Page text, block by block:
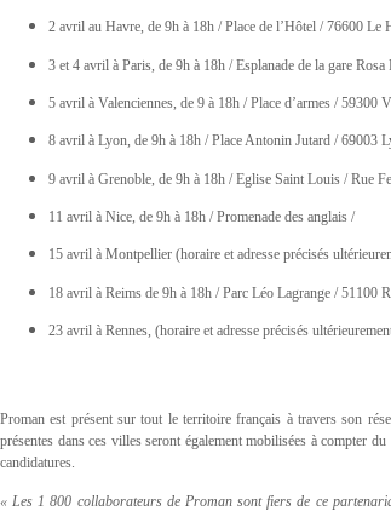
2 avril au Havre, de 9h à 18h / Place de l’Hôtel / 76600 Le
3 et 4 avril à Paris, de 9h à 18h / Esplanade de la gare
5 avril à Valenciennes, de 9 à 18h / Place d’armes / 59300
8 avril à Lyon, de 9h à 18h / Place Antonin Jutard / 69003
9 avril à Grenoble, de 9h à 18h / Eglise Saint Louis / Rue
11 avril à Nice, de 9h à 18h / Promenade des anglais /
15 avril à Montpellier (horaire et adresse précisés
18 avril à Reims de 9h à 18h / Parc Léo Lagrange / 51100
23 avril à Rennes, (horaire et adresse précisés
Proman est présent sur tout le territoire français à travers son
présentes dans ces villes seront également mobilisées à compter
candidatures.
« Les 1 800 collaborateurs de Proman sont fiers de ce